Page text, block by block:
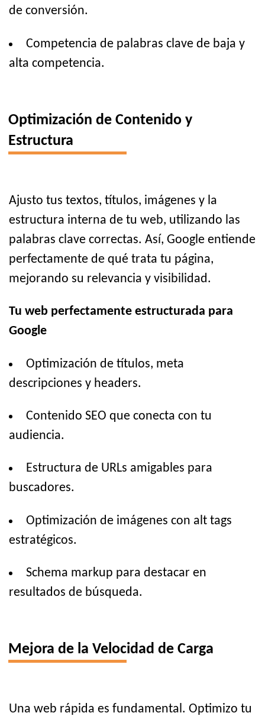
de conversión.
Competencia de palabras clave de baja y
alta competencia.
Optimización de Contenido y
Estructura
Ajusto tus textos, títulos, imágenes y la
estructura interna de tu web, utilizando las
palabras clave correctas. Así, Google entiende
perfectamente de qué trata tu página,
mejorando su relevancia y visibilidad.
Tu web perfectamente estructurada para
Google
Optimización de títulos, meta
descripciones y headers.
Contenido SEO que conecta con tu
audiencia.
Estructura de URLs amigables para
buscadores.
Optimización de imágenes con alt tags
estratégicos.
Schema markup para destacar en
resultados de búsqueda.
Mejora de la Velocidad de Carga
Una web rápida es fundamental. Optimizo tu